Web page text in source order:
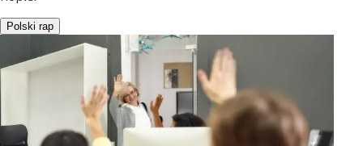
Polski rap